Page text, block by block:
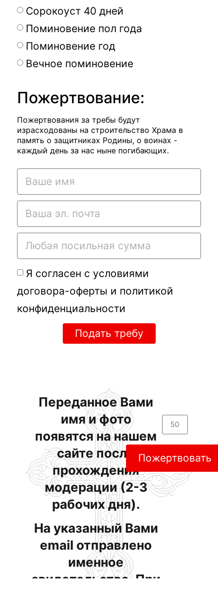
Сорокоуст 40 дней
Поминовение пол года
Поминовение год
Вечное поминовение
Пожертвование:
Пожертвования за требы будут
израсходованы на строительство Храма в
память о защитниках Родины, о воинах -
каждый день за нас ныне погибающих.
Я согласен с условиями
договора-оферты и политикой
конфиденциальности
Подать требу
Переданное Вами
имя и фото
появятся на нашем
сайте после
прохождения
модерации (2-3
рабочих дня).
На указанный Вами
email отправлено
именное
свидетельство. При
Пожертвовать